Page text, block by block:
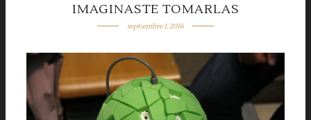
IMAGINASTE TOMARLAS
septiembre 1, 2016